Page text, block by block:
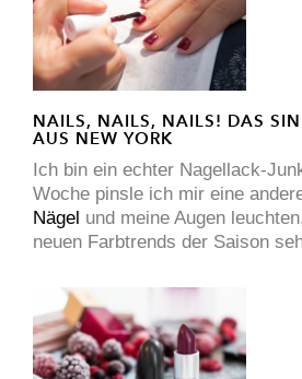
NAILS, NAILS, NAILS! DAS
AUS NEW YORK
Ich bin ein echter Nagellack-
Woche pinsle ich mir eine
Nägel und meine Augen
neuen Farbtrends der Saison